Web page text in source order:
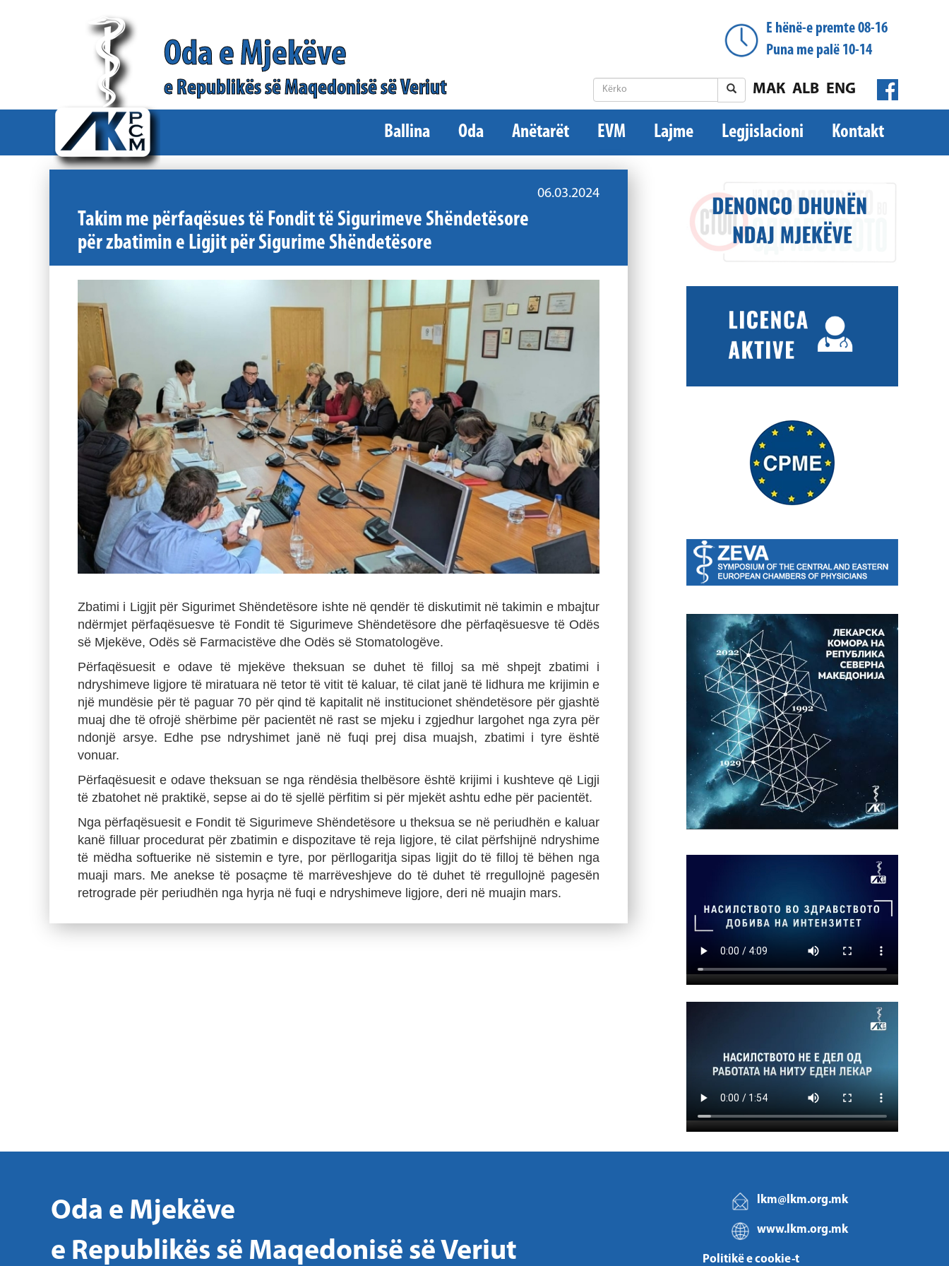
Oda e Mjekëve
e Republikës së Maqedonisë së Veriut
E hënë-e premte 08-16
Puna me palë 10-14
ENG
ALB
МАК
Ballina Oda Anëtarët EVM Lajme Legjislacioni Kontakt
06.03.2024
Takim me përfaqësues të Fondit të Sigurimeve Shëndetësore
për zbatimin e Ligjit për Sigurime Shëndetësore
Zbatimi i Ligjit për Sigurimet Shëndetësore ishte në qendër të diskutimit në takimin e mbajtur
ndërmjet përfaqësuesve të Fondit të Sigurimeve Shëndetësore dhe përfaqësuesve të Odës
së Mjekëve, Odës së Farmacistëve dhe Odës së Stomatologëve.
Përfaqësuesit e odave të mjekëve theksuan se duhet të filloj sa më shpejt zbatimi i
ndryshimeve ligjore të miratuara në tetor të vitit të kaluar, të cilat janë të lidhura me krijimin e
një mundësie për të paguar 70 për qind të kapitalit në institucionet shëndetësore për gjashtë
muaj dhe të ofrojë shërbime për pacientët në rast se mjeku i zgjedhur largohet nga zyra për
ndonjë arsye. Edhe pse ndryshimet janë në fuqi prej disa muajsh, zbatimi i tyre është
vonuar.
Përfaqësuesit e odave theksuan se nga rëndësia thelbësore është krijimi i kushteve që Ligji
të zbatohet në praktikë, sepse ai do të sjellë përfitim si për mjekët ashtu edhe për pacientët.
Nga përfaqësuesit e Fondit të Sigurimeve Shëndetësore u theksua se në periudhën e kaluar
kanë filluar procedurat për zbatimin e dispozitave të reja ligjore, të cilat përfshijnë ndryshime
të mëdha softuerike në sistemin e tyre, por përllogaritја sipas ligjit do të filloj të bëhen nga
muaji mars. Me anekse të posaçme të marrëveshjeve do të duhet të rregullojnë pagesën
retrograde për periudhën nga hyrja në fuqi e ndryshimeve ligjore, deri në muajin mars.
Oda e Mjekëve
e Republikës së Maqedonisë së Veriut
lkm@lkm.org.mk
www.lkm.org.mk
Politikë e cookie-t